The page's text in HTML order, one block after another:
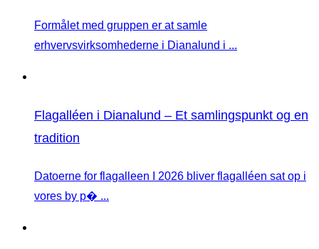
Formålet med gruppen er at samle
erhvervsvirksomhederne i Dianalund i ...
Flagalléen i Dianalund – Et samlingspunkt og en
tradition
Datoerne for flagalleen I 2026 bliver flagalléen sat op i
vores by p� ...